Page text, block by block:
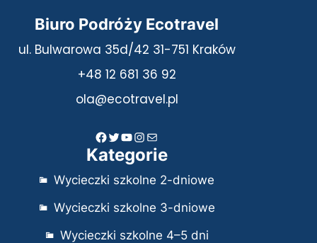
Biuro Podróży Ecotravel
ul. Bulwarowa 35d/42 31-751 Kraków
+48 12 681 36 92
ola@ecotravel.pl
Facebook Twitter YouTube InstagramMail
Kategorie
Wycieczki szkolne 2-dniowe
Wycieczki szkolne 3-dniowe
Wycieczki szkolne 4–5 dni